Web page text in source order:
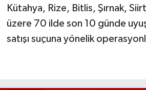
Kütahya, Rize, Bitlis, Şırnak,
üzere 70 ilde son 10 günde
satışı suçuna yönelik